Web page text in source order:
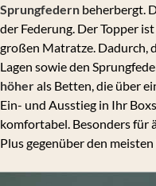
Sprungfedern beherbergt.
der Federung. Der Topper
großen Matratze. Dadurch,
Lagen sowie den
höherals Betten, die über
Ein- und Ausstieg in Ihr
komfortabel. Besonders für
Plus gegenüber den